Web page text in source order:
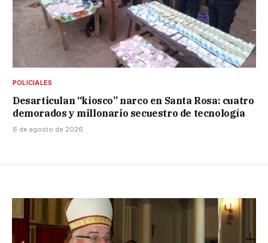
POLICIALES
Desarticulan “kiosco” narco en Santa Rosa: cuatro
demorados y millonario secuestro de tecnología
6 de agosto de 2026